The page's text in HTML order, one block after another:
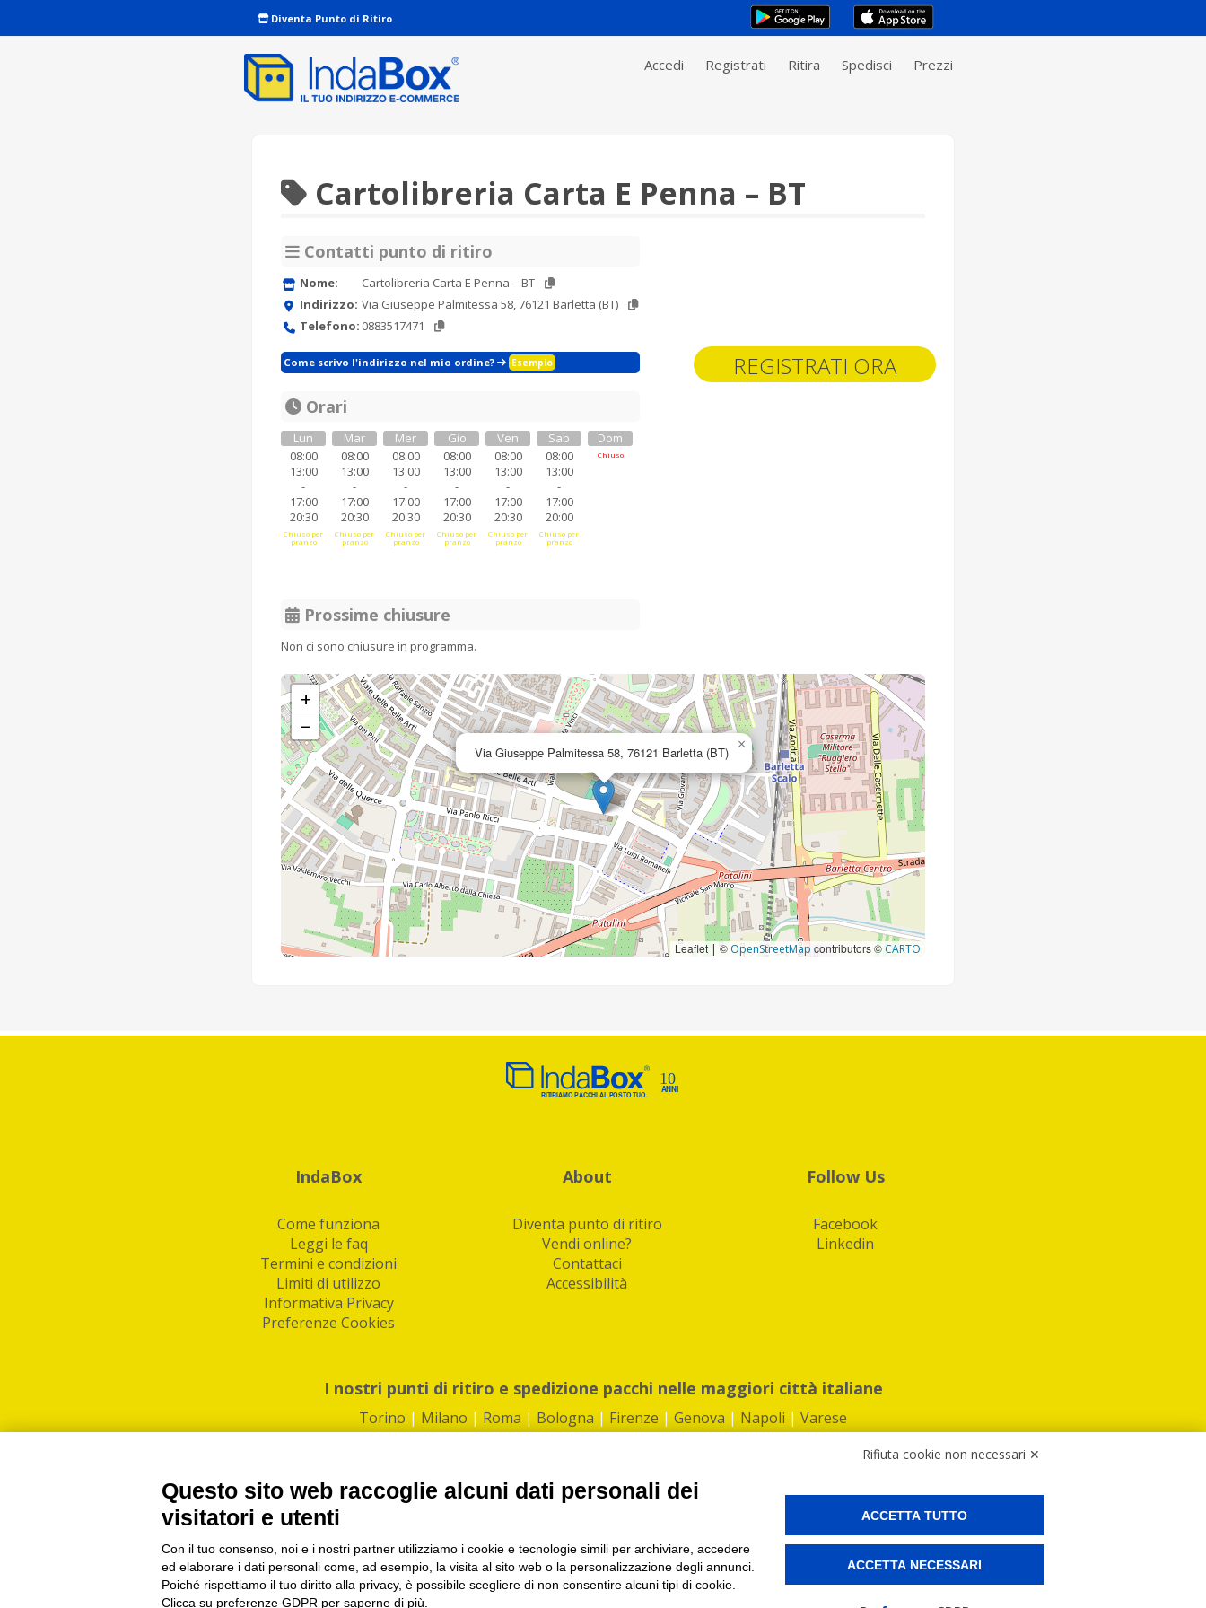
Diventa Punto di Ritiro
Accedi Registrati Ritira Spedisci Prezzi
REGISTRATI ORA
Cartolibreria Carta E Penna – BT
Contatti punto di ritiro
Nome:
Cartolibreria Carta E Penna – BT
Indirizzo: Via Giuseppe Palmitessa 58, 76121 Barletta (BT)
Telefono: 0883517471
Come scrivo l'indirizzo nel mio ordine? Esempio
Orari
Lun
08:00
13:00
-
17:00
20:30
Chiuso per
pranzo
Mar
08:00
13:00
-
17:00
20:30
Chiuso per
pranzo
Mer
08:00
13:00
-
17:00
20:30
Chiuso per
pranzo
Gio
08:00
13:00
-
17:00
20:30
Chiuso per
pranzo
Ven
08:00
13:00
-
17:00
20:30
Chiuso per
pranzo
Sab
08:00
13:00
-
17:00
20:00
Chiuso per
pranzo
Dom
Chiuso
Prossime chiusure
Non ci sono chiusure in programma.
Via Giuseppe Palmitessa 58, 76121 Barletta (BT) ×
+
−
Leaflet | © OpenStreetMap contributors © CARTO
IndaBox
Come funziona
Leggi le faq
Termini e condizioni
Limiti di utilizzo
Informativa Privacy
Preferenze Cookies
About
Diventa punto di ritiro
Vendi online?
Contattaci
Accessibilità
Follow Us
Facebook
Linkedin
I nostri punti di ritiro e spedizione pacchi nelle maggiori città italiane
Torino | Milano | Roma | Bologna | Firenze | Genova | Napoli | Varese
PI/CF/N°Iscr.: 10821360012 | REA: RM 1494760 | Cap.Soc.: 50.000€ |Whistleblowing|Privacy|Preferenze Cookies
IndaBox | Oltre 11.500 punti di ritiro tra Bar, Tabaccai, Edicole e Kipoint per ritirare i tuoi acquisti online e spedire i tuoi pacchi.
Rifiuta cookie non necessari ✕
Questo sito web raccoglie alcuni dati personali dei
visitatori e utenti
Con il tuo consenso, noi e i nostri partner utilizziamo i cookie e tecnologie simili per archiviare, accedere
ed elaborare i dati personali come, ad esempio, la visita al sito web o la personalizzazione degli annunci.
Poiché rispettiamo il tuo diritto alla privacy, è possibile scegliere di non consentire alcuni tipi di cookie.
Clicca su preferenze GDPR per saperne di più.
ACCETTA TUTTO
ACCETTA NECESSARI